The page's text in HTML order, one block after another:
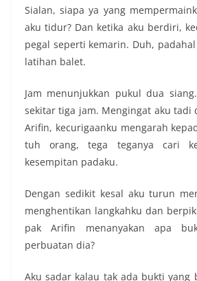
Sialan, siapa ya yang
aku tidur? Dan ketika aku berdiri,
pegal seperti kemarin. Duh,
latihan balet.
Jam menunjukkan pukul dua
sekitar tiga jam. Mengingat aku tadi
Arifin, kecurigaanku mengarah
tuh orang, tega teganya cari
kesempitan padaku.
Dengan sedikit kesal aku turun
menghentikan langkahku dan
pak Arifin menanyakan apa
perbuatan dia?
Aku sadar kalau tak ada bukti yang